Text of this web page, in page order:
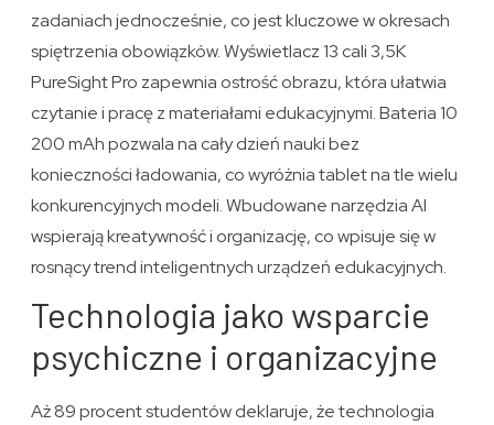
zadaniach jednocześnie, co jest kluczowe w okresach
spiętrzenia obowiązków. Wyświetlacz 13 cali 3,5K
PureSight Pro zapewnia ostrość obrazu, która ułatwia
czytanie i pracę z materiałami edukacyjnymi. Bateria 10
200 mAh pozwala na cały dzień nauki bez
konieczności ładowania, co wyróżnia tablet na tle wielu
konkurencyjnych modeli. Wbudowane narzędzia AI
wspierają kreatywność i organizację, co wpisuje się w
rosnący trend inteligentnych urządzeń edukacyjnych.
Technologia jako wsparcie
psychiczne i organizacyjne
Aż 89 procent studentów deklaruje, że technologia